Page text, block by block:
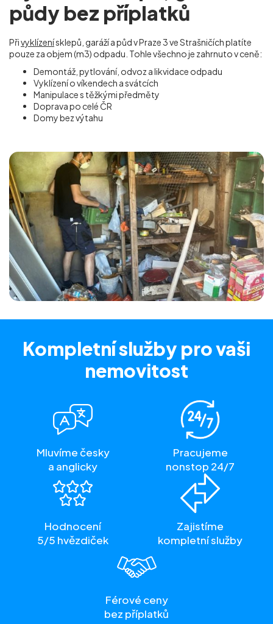
půdy bez příplatků
Přivyklízenísklepů, garáží a půd v Praze 3 ve Strašničíchplatíte
pouze za objem (m3) odpadu. Tohle všechno je zahrnuto v ceně:
Demontáž, pytlování, odvoz a likvidace odpadu
Vyklízení o víkendech a svátcích
Manipulace s těžkými předměty
Doprava po celé ČR
Domy bez výtahu
Kompletní služby pro vaši
nemovitost
Mluvíme česky
a anglicky
Pracujeme
nonstop 24/7
Hodnocení
5/5 hvězdiček
Zajistíme
kompletní služby
Férové ceny
bez příplatků